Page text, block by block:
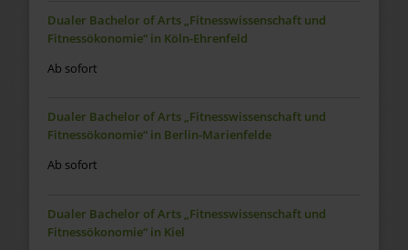
Dualer Bachelor of Arts „Fitnesswissenschaft und
Fitnessökonomie“ in Köln-Ehrenfeld
Ab sofort
Dualer Bachelor of Arts „Fitnesswissenschaft und
Fitnessökonomie“ in Berlin-Marienfelde
Ab sofort
Dualer Bachelor of Arts „Fitnesswissenschaft und
Fitnessökonomie“ in Kiel